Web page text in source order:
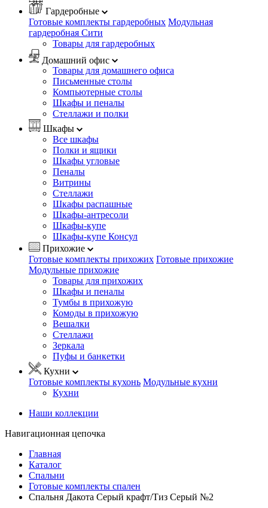
Гардеробные
Готовые комплекты гардеробных Модульная
гардеробная Сити
Товары для гардеробных
Домашний офис
Товары для домашнего офиса
Письменные столы
Компьютерные столы
Шкафы и пеналы
Стеллажи и полки
Шкафы
Все шкафы
Полки и ящики
Шкафы угловые
Пеналы
Витрины
Стеллажи
Шкафы распашные
Шкафы-антресоли
Шкафы-купе
Шкафы-купе Консул
Прихожие
Готовые комплекты прихожих Готовые прихожие
Модульные прихожие
Товары для прихожих
Шкафы и пеналы
Тумбы в прихожую
Комоды в прихожую
Вешалки
Стеллажи
Зеркала
Пуфы и банкетки
Кухни
Готовые комплекты кухонь Модульные кухни
Кухни
Наши коллекции
Навигационная цепочка
Главная
Каталог
Спальни
Готовые комплекты спален
Спальня Дакота Серый крафт/Тиз Серый №2